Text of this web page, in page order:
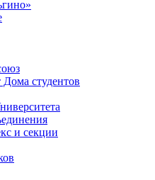
студентов
и секции